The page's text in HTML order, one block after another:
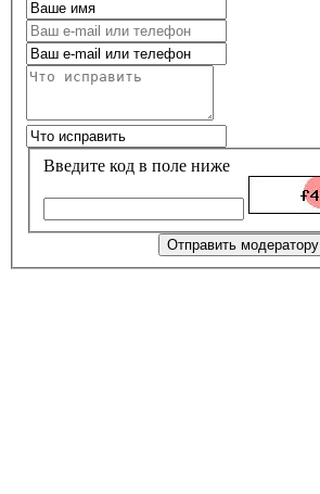
Введите код в поле ниже
Отправить модератору